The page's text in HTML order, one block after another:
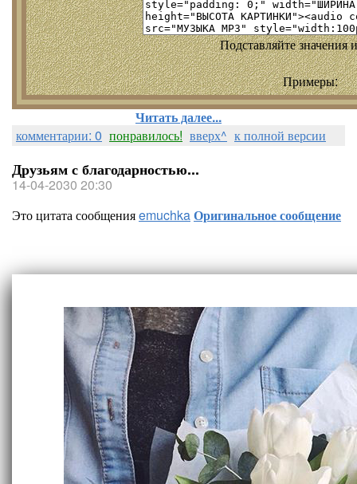
Подставляйте значения
Примеры:
Читать далее...
комментарии: 0 понравилось! вверх^ к полной версии
Друзьям с благодарностью...
14-04-2030 20:30
Это цитата сообщенияemuchkaОригинальное сообщение